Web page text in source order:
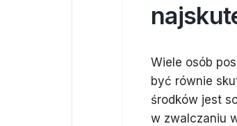
Wiele osób
być równie
środków jest
w zwalczaniu